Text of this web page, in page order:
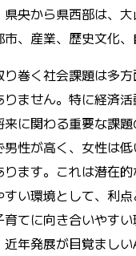
県央から県西部は、
、産業、歴史文化
巻く社会課題は多
ません。特に経済
に関わる重要な課
男性が高く、女性は
ます。これは潜在
すい環境として、利
育てに向き合いやす
年発展が目覚ましい